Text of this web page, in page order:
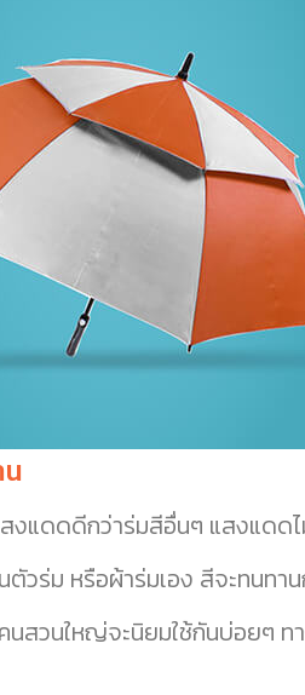
งแดดดีกว่าร่มสีอื่นๆ แสงแดด
ตัวร่ม หรือผ้าร่มเอง สีจะทนทา
คนสวนใหญ่จะนิยมใช้กันบ่อยๆ